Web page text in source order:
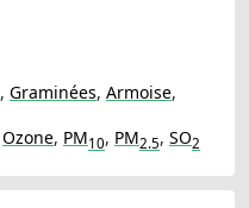
, Graminées, Armoise,
Ozone, PM10, PM2.5, SO2